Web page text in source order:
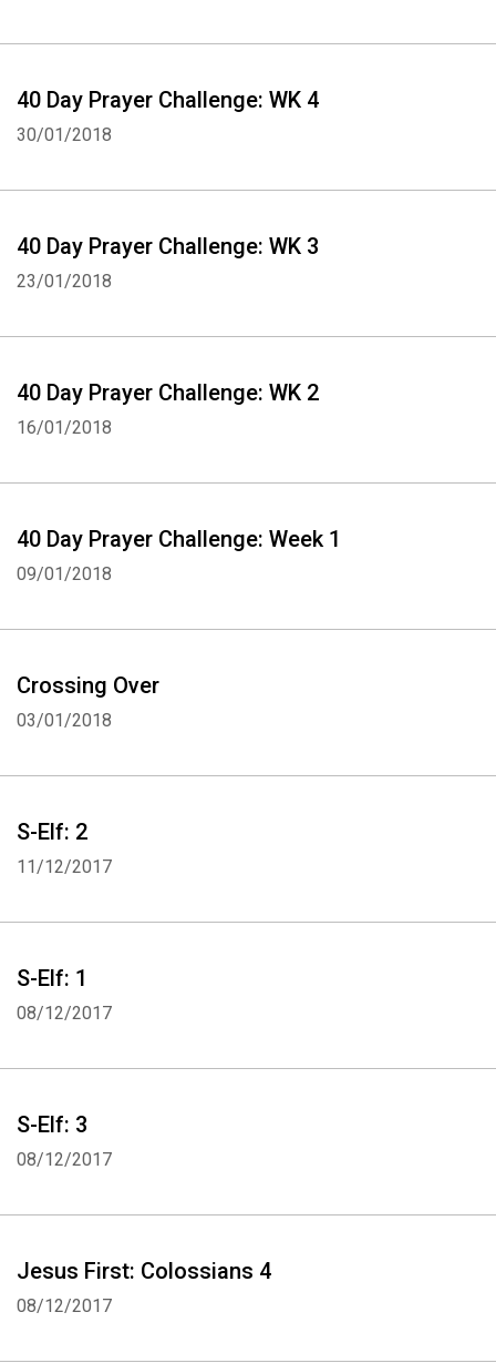
40 Day Prayer Challenge: WK 4
30/01/2018
40 Day Prayer Challenge: WK 3
23/01/2018
40 Day Prayer Challenge: WK 2
16/01/2018
40 Day Prayer Challenge: Week 1
09/01/2018
Crossing Over
03/01/2018
S-Elf: 2
11/12/2017
S-Elf: 1
08/12/2017
S-Elf: 3
08/12/2017
Jesus First: Colossians 4
08/12/2017